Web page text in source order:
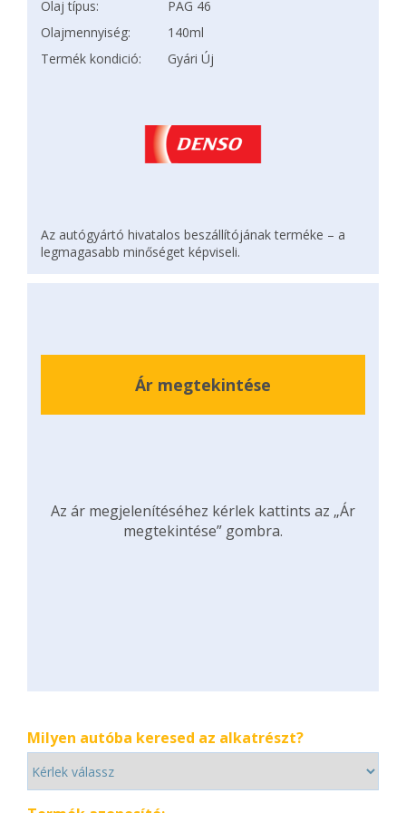
Olaj típus:
PAG 46
Olajmennyiség:
140ml
Termék kondició:
Gyári Új
Az autógyártó hivatalos beszállítójának terméke – a
legmagasabb minőséget képviseli.
Ár megtekintése
Az ár megjelenítéséhez kérlek kattints az „Ár
megtekintése” gombra.
Milyen autóba keresed az alkatrészt?